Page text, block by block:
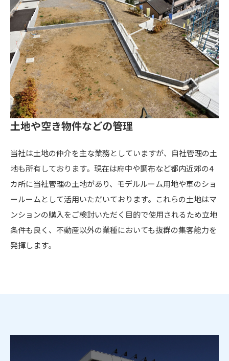
土地や空き物件などの管理
当社は土地の仲介を主な業務としていますが、自社管理の土
地も所有しております。現在は府中や調布など都内近郊の4
カ所に当社管理の土地があり、モデルルーム用地や車のショ
ールームとして活用いただいております。これらの土地はマ
ンションの購入をご検討いただく目的で使用されるため立地
条件も良く、不動産以外の業種においても抜群の集客能力を
発揮します。